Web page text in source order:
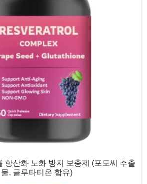
항산화 노화 방지 보충제 (포도씨 추출
물, 글루타티온 함유)